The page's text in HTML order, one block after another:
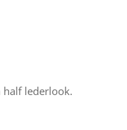
lederlook.